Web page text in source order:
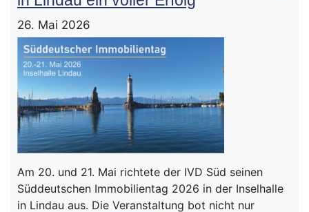
26. Mai 2026
Am 20. und 21. Mai richtete der IVD Süd seinen
Süddeutschen Immobilientag 2026 in der Inselhalle
in Lindau aus. Die Veranstaltung bot nicht nur